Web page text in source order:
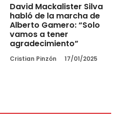
David Mackalister Silva
habló de la marcha de
Alberto Gamero: “Solo
vamos a tener
agradecimiento”
Cristian Pinzón 17/01/2025